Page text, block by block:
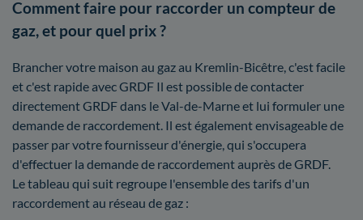
Comment faire pour raccorder un compteur de
gaz, et pour quel prix ?
Brancher votre maison au gaz au Kremlin-Bicêtre, c'est facile
et c'est rapide avec GRDF Il est possible de contacter
directement GRDF dans le Val-de-Marne et lui formuler une
demande de raccordement. Il est également envisageable de
passer par votre fournisseur d'énergie, qui s'occupera
d'effectuer la demande de raccordement auprès de GRDF.
Le tableau qui suit regroupe l'ensemble des tarifs d'un
raccordement au réseau de gaz :